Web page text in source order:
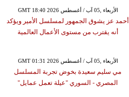
GMT 18:40 2026 الأربعاء ,05 آب / أغسطس
أحمد عز يشوق الجمهور لمسلسل الأمير ويؤكد
أنه يقترب من مستوى الأعمال العالمية
GMT 01:31 2026 الأربعاء ,05 آب / أغسطس
مي سليم سعيدة بخوض تجربة المسلسل
المصري - السوري "عيلة تعمل عمايل"